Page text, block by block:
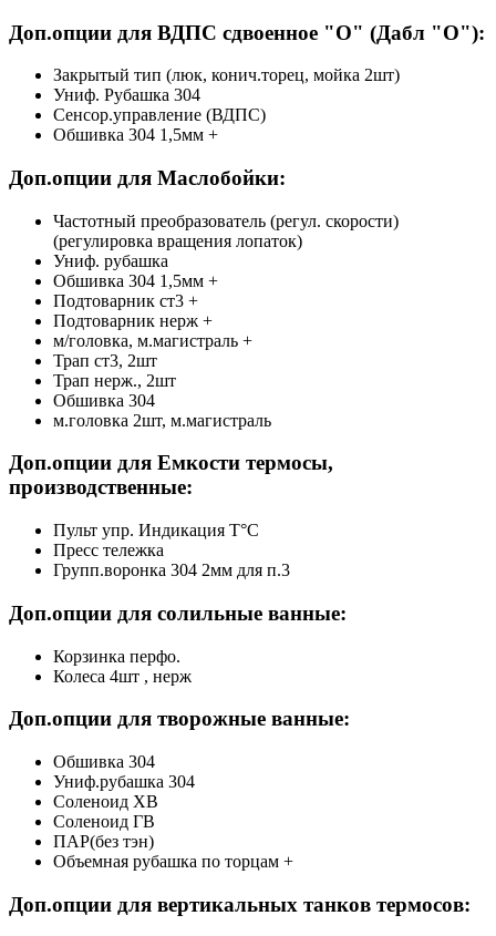
Доп.опции для ВДПС сдвоенное "О" (Дабл "О"):
Закрытый тип (люк, конич.торец, мойка 2шт)
Униф. Рубашка 304
Сенсор.управление (ВДПС)
Обшивка 304 1,5мм +
Доп.опции для Маслобойки:
Частотный преобразователь (регул. скорости)
(регулировка вращения лопаток)
Униф. рубашка
Обшивка 304 1,5мм +
Подтоварник ст3 +
Подтоварник нерж +
м/головка, м.магистраль +
Трап ст3, 2шт
Трап нерж., 2шт
Обшивка 304
м.головка 2шт, м.магистраль
Доп.опции для Емкости термосы,
производственные:
Пульт упр. Индикация Т°С
Пресс тележка
Групп.воронка 304 2мм для п.3
Доп.опции для солильные ванные:
Корзинка перфо.
Колеса 4шт , нерж
Доп.опции для творожные ванные:
Обшивка 304
Униф.рубашка 304
Соленоид ХВ
Соленоид ГВ
ПАР(без тэн)
Объемная рубашка по торцам +
Доп.опции для вертикальных танков термосов: